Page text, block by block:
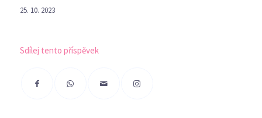
25. 10. 2023
Sdílej tento příspěvek